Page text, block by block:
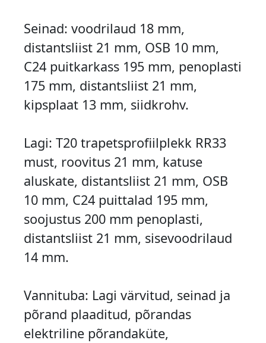
Seinad: voodrilaud 18 mm,
distantsliist 21 mm, OSB 10 mm,
C24 puitkarkass 195 mm, penoplasti
175 mm, distantsliist 21 mm,
kipsplaat 13 mm, siidkrohv.
Lagi: T20 trapetsprofiilplekk RR33
must, roovitus 21 mm, katuse
aluskate, distantsliist 21 mm, OSB
10 mm, C24 puittalad 195 mm,
soojustus 200 mm penoplasti,
distantsliist 21 mm, sisevoodrilaud
14 mm.
Vannituba: Lagi värvitud, seinad ja
põrand plaaditud, põrandas
elektriline põrandaküte,